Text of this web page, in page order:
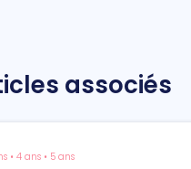
associés
• 4 ans • 5 ans